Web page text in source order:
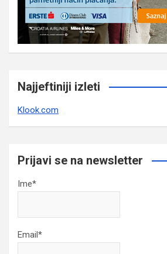
Najjeftiniji izleti
Klook.com
Prijavi se na newsletter
Ime*
Email*